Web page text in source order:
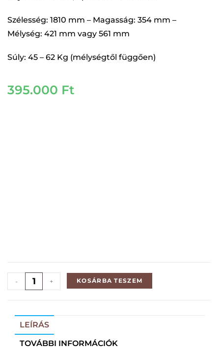
Szélesség: 1810 mm – Magasság: 354 mm –
Mélység: 421 mm vagy 561 mm
Súly: 45 – 62 Kg (mélységtől függően)
395.000 Ft
- + KOSÁRBA TESZEM
LEÍRÁS
TOVÁBBI INFORMÁCIÓK